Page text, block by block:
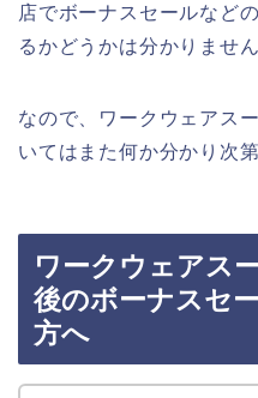
店でボーナスセールなど
るかどうかは分かりません
なので、ワークウェアス
いてはまた何か分かり次
ワークウェアス
後のボーナスセ
方へ